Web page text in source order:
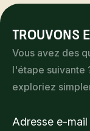
Jacuzzi
Stores
Thermostat
connecté
Trouvons
Vous avez des
l'étape suivante
exploriez
Adresse e-mail